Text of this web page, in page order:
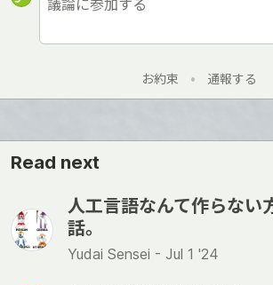
お約束 • 通報する
Read next
人工言語なんて作らない
話。
Yudai Sensei - Jul 1 '24